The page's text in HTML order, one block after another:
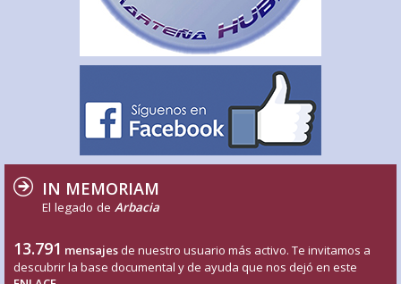
IN MEMORIAM
El legado de Arbacia
13.791 mensajes de nuestro usuario más activo. Te invitamos a
descubrir la base documental y de ayuda que nos dejó en este